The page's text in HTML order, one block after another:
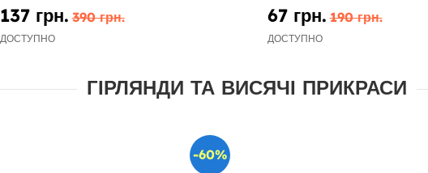
137 грн. 390 грн.
ДОСТУПНО
67 грн. 190 грн.
ДОСТУПНО
ГІРЛЯНДИ ТА ВИСЯЧІ ПРИКРАСИ
-60%